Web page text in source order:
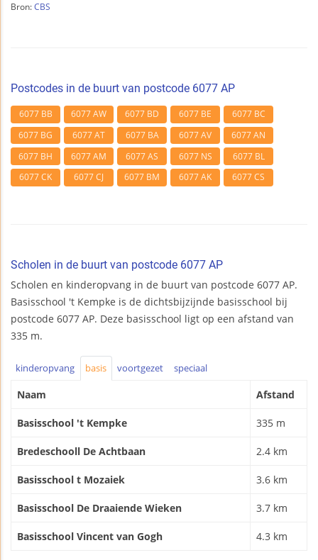
Bron: CBS
Postcodes in de buurt van postcode 6077 AP
6077 BB 6077 AW 6077 BD 6077 BE
6077 BC
6077 BG
6077 AT 6077 BA 6077 AV
6077 AN
6077 BH
6077 AM 6077 AS 6077 NS
6077 BL
6077 CK
6077 CJ 6077 BM 6077 AK 6077 CS
Scholen in de buurt van postcode 6077 AP
Scholen en kinderopvang in de buurt van postcode 6077 AP.
Basisschool 't Kempke is de dichtsbijzijnde basisschool bij
postcode 6077 AP. Deze basisschool ligt op een afstand van
335 m.
kinderopvang basis voortgezet speciaal
Naam Afstand
Basisschool 't Kempke 335 m
Bredeschooll De Achtbaan 2.4 km
Basisschool t Mozaiek 3.6 km
Basisschool De Draaiende Wieken 3.7 km
Basisschool Vincent van Gogh 4.3 km